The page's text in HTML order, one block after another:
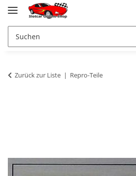
Zurück zur Liste Repro-Teile